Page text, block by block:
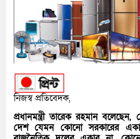
নিজস্ব প্রতিবেদক,
প্রধানমন্ত্রী তারেক রহমান
দেশ যেমন কোনো সরকারের